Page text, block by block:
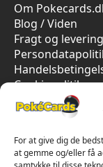
For at give dig de
at gemme og/eller få
Om
Blog / Viden
Fragt og levering
Cookiepolitik
Vi har kun 5-